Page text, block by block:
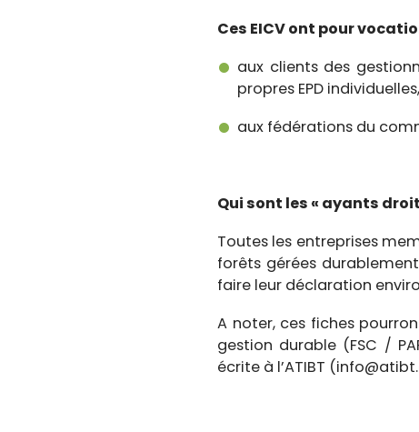
Ces EICV ont pour
aux clients des
propres EPD individuelles,
aux fédérations du
Qui sont les « ayants droit
Toutes les entreprises
forêts gérées
faire leur déclaration
A noter, ces fiches
gestion durable (FSC /
écrite à l’ATIBT